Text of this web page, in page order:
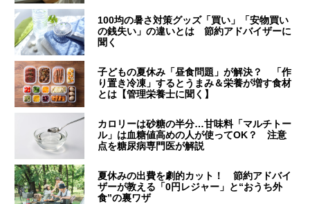
100均の暑さ対策グッズ「買い」「安物買い
の銭失い」の違いとは 節約アドバイザーに
聞く
子どもの夏休み「昼食問題」が解決？ 「作
り置き冷凍」するとうまみ＆栄養が増す食材
とは【管理栄養士に聞く】
カロリーは砂糖の半分…甘味料「マルチトー
ル」は血糖値高めの人が使ってOK？ 注意
点を糖尿病専門医が解説
夏休みの出費を劇的カット！ 節約アドバイ
ザーが教える「0円レジャー」と“おうち外
食”の裏ワザ